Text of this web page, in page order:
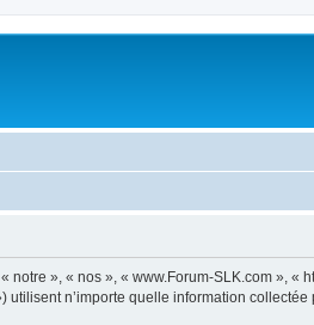
», « nos », « www.Forum-SLK.com », «
n’importe quelle information collectée